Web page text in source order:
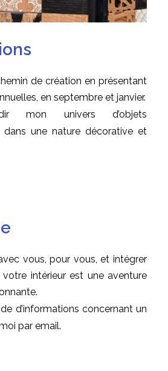
de création en présentant
en septembre et janvier.
mon univers d’objets
dans une nature décorative et
vous, pour vous, et intégrer
intérieur est une aventure
d’informations concernant un
par email.